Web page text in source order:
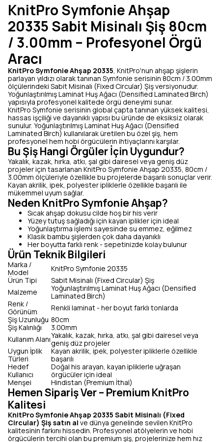
KnitPro Symfonie Ahşap
20335 Sabit Misinalı Şiş 80cm
/ 3.00mm – Profesyonel Örgü
Aracı
KnitPro Symfonie Ahşap 20335, KnitPro'nun ahşap şişlerin
parlayan yıldızı olarak tanınan Symfonie serisinin 80cm / 3.00mm
ölçülerindeki Sabit Misinalı (Fixed Circular) Şiş versiyonudur.
Yoğunlaştırılmış Laminat Huş Ağacı (Densified Laminated Birch)
yapısıyla profesyonel kalitede örgü deneyimi sunar.
KnitPro Symfonie serisinin global çapta tanınan yüksek kalitesi,
hassas işçiliği ve dayanıklı yapısı bu üründe de eksiksiz olarak
sunulur. Yoğunlaştırılmış Laminat Huş Ağacı (Densified
Laminated Birch) kullanılarak üretilen bu özel şiş, hem
profesyonel hem hobi örgücülerin ihtiyaçlarını karşılar.
Bu Şiş Hangi Örgüler İçin Uygundur?
Yakalık, kazak, hırka, atkı, şal gibi dairesel veya geniş düz
projeler için tasarlanan KnitPro Symfonie Ahşap 20335, 80cm /
3.00mm ölçüleriyle özellikle bu projelerde başarılı sonuçlar verir.
Kayan akrilik, ipek, polyester ipliklerle özellikle başarılı ile
mükemmel uyum sağlar.
Neden KnitPro Symfonie Ahşap?
Sıcak ahşap dokusu cilde hoş bir his verir
Yüzey tutuş sağladığı için kayan iplikler için ideal
Yoğunlaştırma işlemi sayesinde su emmez, eğilmez
Klasik bambu şişlerden çok daha dayanıklı
Her boyutta farklı renk - sepetinizde kolay bulunur
Ürün Teknik Bilgileri
Marka /
Model
KnitPro Symfonie 20335
Ürün Tipi
Sabit Misinalı (Fixed Circular) Şiş
Malzeme
Yoğunlaştırılmış Laminat Huş Ağacı (Densified
Laminated Birch)
Renk /
Görünüm
Renkli laminat - her boyut farklı tonlarda
Şiş Uzunluğu 80cm
Şiş Kalınlığı
3.00mm
Kullanım AlanıYakalık, kazak, hırka, atkı, şal gibi dairesel veya
geniş düz projeler
Uygun İplik
Türleri
Kayan akrilik, ipek, polyester ipliklerle özellikle
başarılı
Hedef
Kullanıcı
Doğal his arayan, kayan ipliklerle uğraşan
örgücüler için ideal
Menşei
Hindistan (Premium İthal)
Hemen Sipariş Ver – Premium KnitPro
Kalitesi
KnitPro Symfonie Ahşap 20335 Sabit Misinalı (Fixed
Circular) Şiş satın al ve dünya genelinde sevilen KnitPro
kalitesinin farkını hissedin. Profesyonel atölyelerin ve hobi
örgücülerin tercihi olan bu premium şiş, projelerinize hem hız